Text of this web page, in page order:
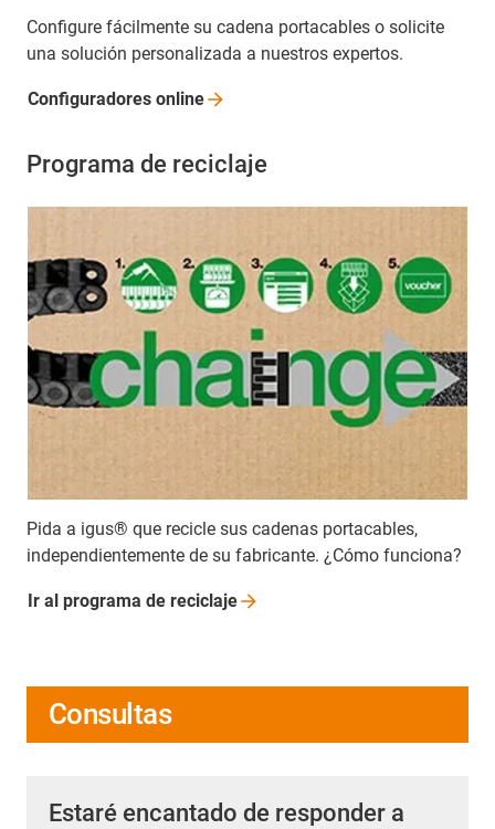
Configure fácilmente su cadena portacables o solicite
una solución personalizada a nuestros expertos.
Configuradores online
Programa de reciclaje
Pida a igus® que recicle sus cadenas portacables,
independientemente de su fabricante. ¿Cómo funciona?
Ir al programa de reciclaje
Consultas
Estaré encantado de responder a